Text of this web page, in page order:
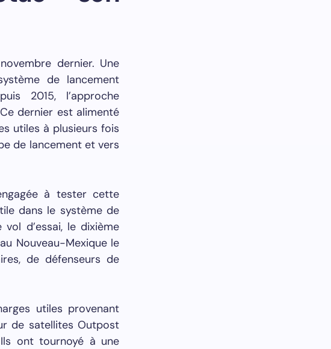
dernier. Une
de lancement
2015, l’approche
dernier est alimenté
utiles à plusieurs fois
de lancement et vers
à tester cette
dans le système de
d’essai, le dixième
Nouveau-Mexique le
de défenseurs de
utiles provenant
de satellites Outpost
ont tournoyé à une